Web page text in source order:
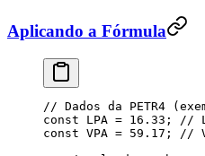
Aplicando a Fórmula
// Dados da PETR4
const LPA = 16.33 ; //
const VPA = 59.17 ; //